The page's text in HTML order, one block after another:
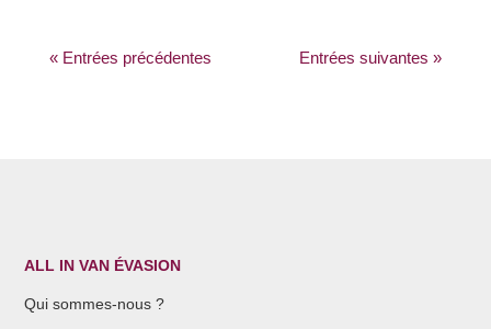
« Entrées précédentes Entrées suivantes »
ALL IN VAN ÉVASION
Qui sommes-nous ?